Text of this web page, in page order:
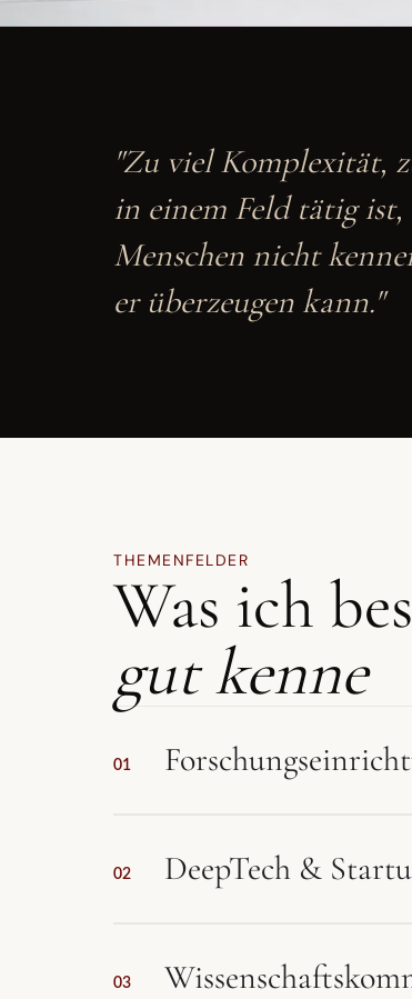
"Zu viel Komplexität,
in einem Feld tätig ist,
Menschen nicht
er überzeugen kann."
THEMENFELDER
Was ich
gut kenne
01
02 DeepTech &
03